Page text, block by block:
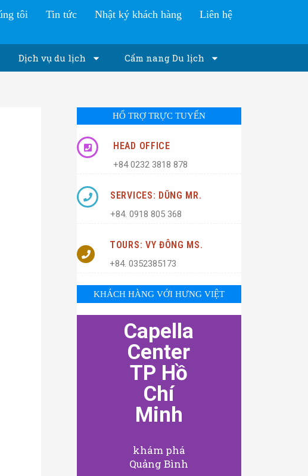
tôi Tin tức Nhật ký khách hàng Liên hệ
Dịch vụ du lịch Cẩm nang Du lịch
HỔ TRỢ TRỰC TUYẾN
HEAD OFFICE
+84 0232 3818 878
SERVICES: DŨNG MR.
+84. 0918 805 368
TOURS: VY ĐÔNG MS.
+84. 0352385173
KHÁCH HÀNG VỚI HƯNG VIỆT
Capella
Center
TP Hồ
Chí
Minh
khám phá
Quảng Bình